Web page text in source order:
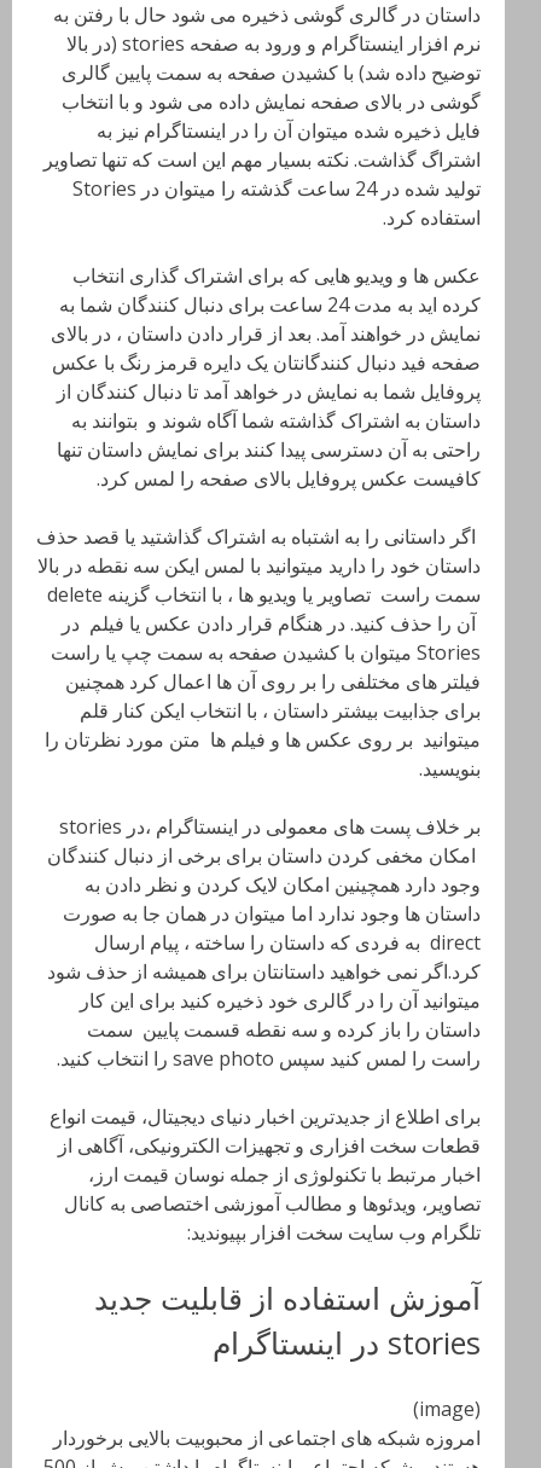
داستان در گالری گوشی ذخیره می شود حال با رفتن به
نرم افزار اینستاگرام و ورود به صفحه stories (در بالا
توضیح داده شد) با کشیدن صفحه به سمت پایین گالری
گوشی در بالای صفحه نمایش داده می شود و با انتخاب
فایل ذخیره شده میتوان آن را در اینستاگرام نیز به
اشتراگ گذاشت. نکته بسیار مهم این است که تنها تصاویر
تولید شده در 24 ساعت گذشته را میتوان در Stories
استفاده کرد.
عکس ها و ویدیو هایی که برای اشتراک گذاری انتخاب
کرده اید به مدت 24 ساعت برای دنبال کنندگان شما به
نمایش در خواهند آمد. بعد از قرار دادن داستان ، در بالای
صفحه فید دنبال کنندگانتان یک دایره قرمز رنگ با عکس
پروفایل شما به نمایش در خواهد آمد تا دنبال کنندگان از
داستان به اشتراک گذاشته شما آگاه شوند و بتوانند به
راحتی به آن دسترسی پیدا کنند برای نمایش داستان تنها
کافیست عکس پروفایل بالای صفحه را لمس کرد.
اگر داستانی را به اشتباه به اشتراک گذاشتید یا قصد حذف
داستان خود را دارید میتوانید با لمس ایکن سه نقطه در بالا
سمت راست تصاویر یا ویدیو ها ، با انتخاب گزینه delete
آن را حذف کنید. در هنگام قرار دادن عکس یا فیلم در
Stories میتوان با کشیدن صفحه به سمت چپ یا راست
فیلتر های مختلفی را بر روی آن ها اعمال کرد همچنین
برای جذابیت بیشتر داستان ، با انتخاب ایکن کنار قلم
میتوانید بر روی عکس ها و فیلم ها متن مورد نظرتان را
بنویسید.
بر خلاف پست های معمولی در اینستاگرام ،در stories
امکان مخفی کردن داستان برای برخی از دنبال کنندگان
وجود دارد همچینین امکان لایک کردن و نظر دادن به
داستان ها وجود ندارد اما میتوان در همان جا به صورت
direct به فردی که داستان را ساخته ، پیام ارسال
کرد.اگر نمی خواهید داستانتان برای همیشه از حذف شود
میتوانید آن را در گالری خود ذخیره کنید برای این کار
داستان را باز کرده و سه نقطه قسمت پایین سمت
راست را لمس کنید سپس save photo را انتخاب کنید.
برای اطلاع از جدیدترین اخبار دنیای دیجیتال، قیمت انواع
قطعات سخت افزاری و تجهیزات الکترونیکی، آگاهی از
اخبار مرتبط با تکنولوژی از جمله نوسان قیمت ارز،
تصاویر، ویدئوها و مطالب آموزشی اختصاصی به کانال
تلگرام وب سایت سخت افزار بپیوندید:
آموزش استفاده از قابلیت جدید
stories در اینستاگرام
(image)
امروزه شبکه های اجتماعی از محبوبیت بالایی برخوردار